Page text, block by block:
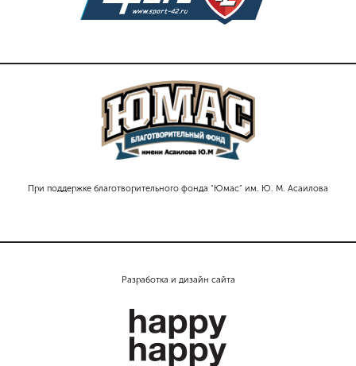
При поддержке благотворительного фонда "Юмас" им. Ю. М. Асаилова
Разработка и дизайн сайта